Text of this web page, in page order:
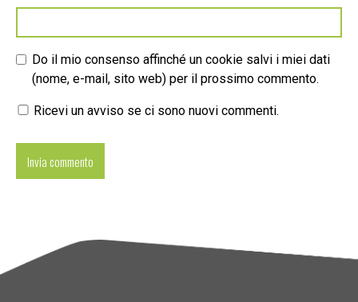
Do il mio consenso affinché un cookie salvi i miei dati
(nome, e-mail, sito web) per il prossimo commento.
Ricevi un avviso se ci sono nuovi commenti.